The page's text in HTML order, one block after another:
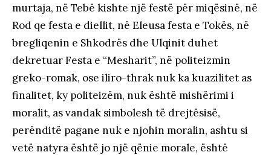
murtaja, në Tebë kishte një festë për miqësinë, në
Rod qe festa e diellit, në Eleusa festa e Tokës, në
bregliqenin e Shkodrës dhe Ulqinit duhet
dekretuar Festa e “Mesharit”, në politeizmin
greko-romak, ose iliro-thrak nuk ka kuazilitet as
finalitet, ky politeizëm, nuk është mishërimi i
moralit, as vandak simbolesh të drejtësisë,
perënditë pagane nuk e njohin moralin, ashtu si
vetë natyra është jo një qënie morale, është